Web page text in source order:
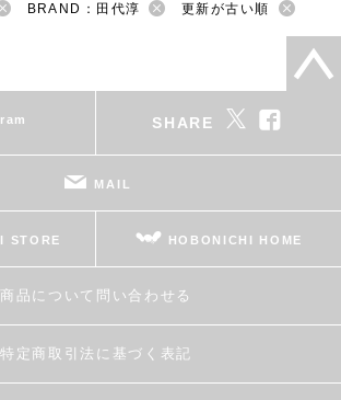
BRAND：田代淳 更新が古い順
SHARE
MAIL
STORE HOBONICHI HOME
商品について問い合わせる
特定商取引法に基づく表記